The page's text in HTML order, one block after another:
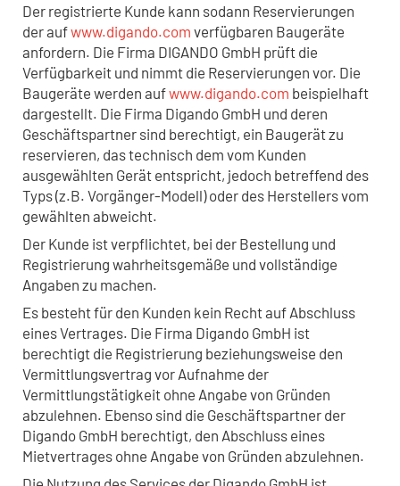
Der registrierte Kunde kann sodann Reservierungen
der aufwww.digando.com verfügbaren Baugeräte
anfordern. Die Firma DIGANDO GmbH prüft die
Verfügbarkeit und nimmt die Reservierungen vor. Die
Baugeräte werden aufwww.digando.com beispielhaft
dargestellt. Die Firma Digando GmbH und deren
Geschäftspartner sind berechtigt, ein Baugerät zu
reservieren, das technisch dem vom Kunden
ausgewählten Gerät entspricht, jedoch betreffend des
Typs (z.B. Vorgänger-Modell) oder des Herstellers vom
gewählten abweicht.
Der Kunde ist verpflichtet, bei der Bestellung und
Registrierung wahrheitsgemäße und vollständige
Angaben zu machen.
Es besteht für den Kunden kein Recht auf Abschluss
eines Vertrages. Die Firma Digando GmbH ist
berechtigt die Registrierung beziehungsweise den
Vermittlungsvertrag vor Aufnahme der
Vermittlungstätigkeit ohne Angabe von Gründen
abzulehnen. Ebenso sind die Geschäftspartner der
Digando GmbH berechtigt, den Abschluss eines
Mietvertrages ohne Angabe von Gründen abzulehnen.